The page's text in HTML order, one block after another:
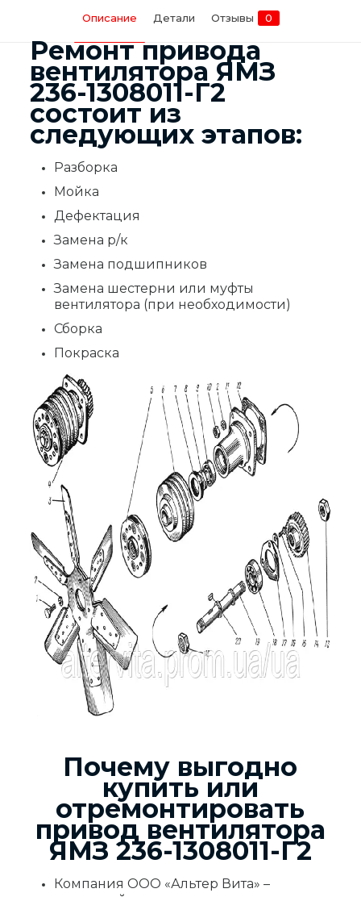
Описание Детали Отзывы 0
Ремонт привода
вентилятора ЯМЗ
236-1308011-Г2
состоит из
следующих этапов:
Разборка
Мойка
Дефектация
Замена р/к
Замена подшипников
Замена шестерни или муфты
вентилятора (при необходимости)
Сборка
Покраска
Почему выгодно
купить или
отремонтировать
привод вентилятора
ЯМЗ 236-1308011-Г2
Компания ООО «Альтер Вита» –